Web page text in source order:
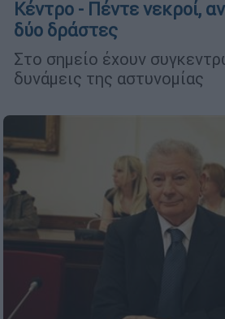
Κέντρο - Πέντε νεκροί,
δύο δράστες
Στο σημείο έχουν
δυνάμεις της αστυνομίας